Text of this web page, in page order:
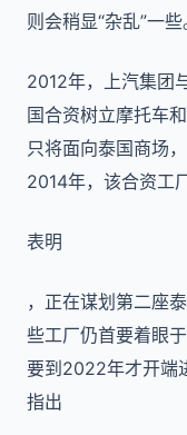
则会稍显“杂乱”一些
2012年，上汽集团
国合资树立摩托车
只将面向泰国商场
2014年，该合资工
表明
，正在谋划第二座
些工厂仍首要着眼
要到2022年才开
指出